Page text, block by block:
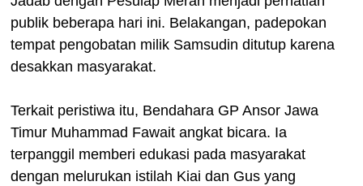
publik beberapa hari ini. Belakangan, padepokan
tempat pengobatan milik Samsudin ditutup karena
desakkan masyarakat.
Terkait peristiwa itu, Bendahara GP Ansor Jawa
Timur Muhammad Fawait angkat bicara. Ia
terpanggil memberi edukasi pada masyarakat
dengan melurukan istilah Kiai dan Gus yang